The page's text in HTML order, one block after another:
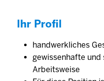
Ihr Profil
handwerkliches
gewissenhafte
Arbeitsweise